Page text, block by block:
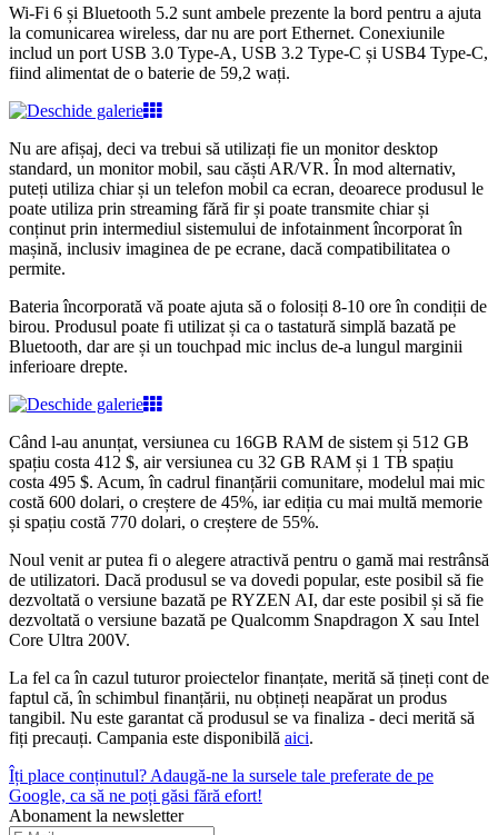
Wi-Fi 6 și Bluetooth 5.2 sunt ambele prezente la bord pentru a ajuta
la comunicarea wireless, dar nu are port Ethernet. Conexiunile
includ un port USB 3.0 Type-A, USB 3.2 Type-C și USB4 Type-C,
fiind alimentat de o baterie de 59,2 wați.
Nu are afișaj, deci va trebui să utilizați fie un monitor desktop
standard, un monitor mobil, sau căști AR/VR. În mod alternativ,
puteți utiliza chiar și un telefon mobil ca ecran, deoarece produsul le
poate utiliza prin streaming fără fir și poate transmite chiar și
conținut prin intermediul sistemului de infotainment încorporat în
mașină, inclusiv imaginea de pe ecrane, dacă compatibilitatea o
permite.
Bateria încorporată vă poate ajuta să o folosiți 8-10 ore în condiții de
birou. Produsul poate fi utilizat și ca o tastatură simplă bazată pe
Bluetooth, dar are și un touchpad mic inclus de-a lungul marginii
inferioare drepte.
Când l-au anunțat, versiunea cu 16GB RAM de sistem și 512 GB
spațiu costa 412 $, air versiunea cu 32 GB RAM și 1 TB spațiu
costa 495 $. Acum, în cadrul finanțării comunitare, modelul mai mic
costă 600 dolari, o creștere de 45%, iar ediția cu mai multă memorie
și spațiu costă 770 dolari, o creștere de 55%.
Noul venit ar putea fi o alegere atractivă pentru o gamă mai restrânsă
de utilizatori. Dacă produsul se va dovedi popular, este posibil să fie
dezvoltată o versiune bazată pe RYZEN AI, dar este posibil și să fie
dezvoltată o versiune bazată pe Qualcomm Snapdragon X sau Intel
Core Ultra 200V.
La fel ca în cazul tuturor proiectelor finanțate, merită să țineți cont de
faptul că, în schimbul finanțării, nu obțineți neapărat un produs
tangibil. Nu este garantat că produsul se va finaliza - deci merită să
fiți precauți. Campania este disponibilă aici.
Îți place conținutul? Adaugă-ne la sursele tale preferate de pe
Google, ca să ne poți găsi fără efort!
Abonament la newsletter